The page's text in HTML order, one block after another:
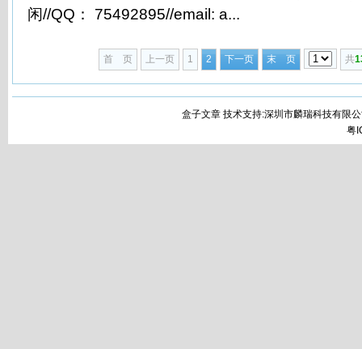
闲//QQ： 75492895//email: a...
首 页 上一页 1 2 下一页 末 页 共
盒子文章 技术支持:深圳市麟瑞科技有限
粤